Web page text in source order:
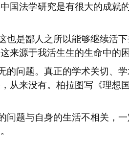
国法学研究是有很大的成就
也是鄙人之所以能够继续活
来源于我活生生的生命中的困
的问题。真正的学术关切、
从来没有。柏拉图写《理想
问题与自身的生活不相关，